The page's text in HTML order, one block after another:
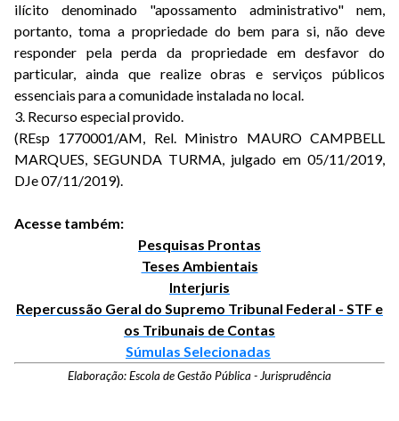
ilícito denominado "apossamento administrativo" nem,
portanto, toma a propriedade do bem para si, não deve
responder pela perda da propriedade em desfavor do
particular, ainda que realize obras e serviços públicos
essenciais para a comunidade instalada no local.
3. Recurso especial provido.
(REsp 1770001/AM, Rel. Ministro MAURO CAMPBELL
MARQUES, SEGUNDA TURMA, julgado em 05/11/2019,
DJe 07/11/2019).
Acesse também:
Pesquisas Prontas
Teses Ambientais
Interjuris
Repercussão Geral do Supremo Tribunal Federal - STF e
os Tribunais de Contas
Súmulas Selecionadas
Elaboração: Escola de Gestão Pública - Jurisprudência